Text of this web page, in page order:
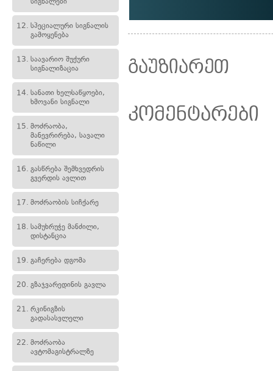
12. სპეციალური სიგნალის
გამოყენება
13. საავარიო შუქური
სიგნალიზაცია
14. სანათი ხელსაწყოები,
ხმოვანი სიგნალი
15. მოძრაობა,
მანევრირება, სავალი
ნაწილი
16. გასწრება შემხვედრის
გვერდის ავლით
17. მოძრაობის სიჩქარე
18. სამუხრუჭე მანძილი,
დისტანცია
19. გაჩერება დგომა
20. გზაჯვარედინის გავლა
21. რკინიგზის
გადასასვლელი
22. მოძრაობა
ავტომაგისტრალზე
გაუზიარეთ
კომენტარები